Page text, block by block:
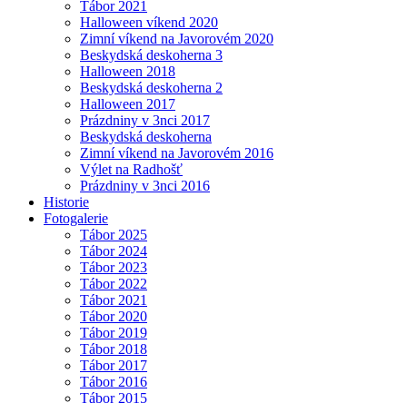
Tábor 2021
Halloween víkend 2020
Zimní víkend na Javorovém 2020
Beskydská deskoherna 3
Halloween 2018
Beskydská deskoherna 2
Halloween 2017
Prázdniny v 3nci 2017
Beskydská deskoherna
Zimní víkend na Javorovém 2016
Výlet na Radhošť
Prázdniny v 3nci 2016
Historie
Fotogalerie
Tábor 2025
Tábor 2024
Tábor 2023
Tábor 2022
Tábor 2021
Tábor 2020
Tábor 2019
Tábor 2018
Tábor 2017
Tábor 2016
Tábor 2015